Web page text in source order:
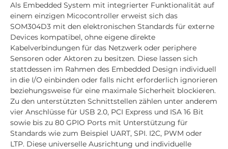
Als Embedded System mit integrierter Funktionalität auf
einem einzigen Micocontroller erweist sich das
SOM304D3 mit den elektronischen Standards für externe
Devices kompatibel, ohne eigene direkte
Kabelverbindungen für das Netzwerk oder periphere
Sensoren oder Aktoren zu besitzen. Diese lassen sich
stattdessen im Rahmen des Embedded Design individuell
in die I/O einbinden oder falls nicht erforderlich ignorieren
beziehungsweise für eine maximale Sicherheit blockieren.
Zu den unterstützten Schnittstellen zählen unter anderem
vier Anschlüsse für USB 2.0, PCI Express und ISA 16 Bit
sowie bis zu 80 GPIO Ports mit Unterstützung für
Standards wie zum Beispiel UART, SPI. I2C, PWM oder
LTP. Diese universelle Ausrichtung und individuelle